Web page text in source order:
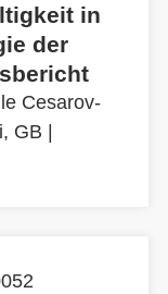
in
der
Cesarov-
GB